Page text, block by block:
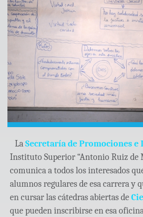
LaSecretaría de Promociones e
Instituto Superior “Antonio Ruiz de
comunica a todos los interesados
alumnos regulares de esa carrera y
en cursar las cátedras abiertas de
que pueden inscribirse en esa